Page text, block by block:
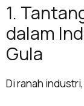
1.
dalam
Gula
Di ranah